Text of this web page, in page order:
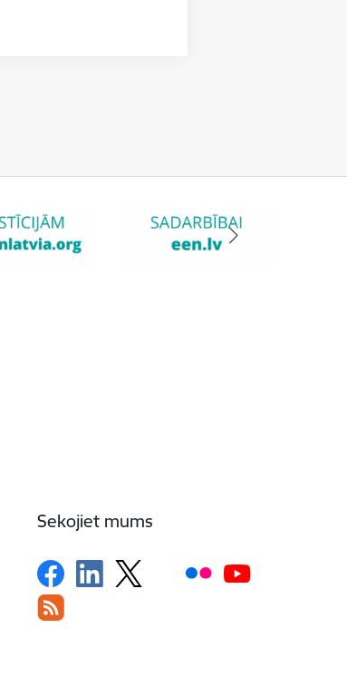
Sekojiet mums